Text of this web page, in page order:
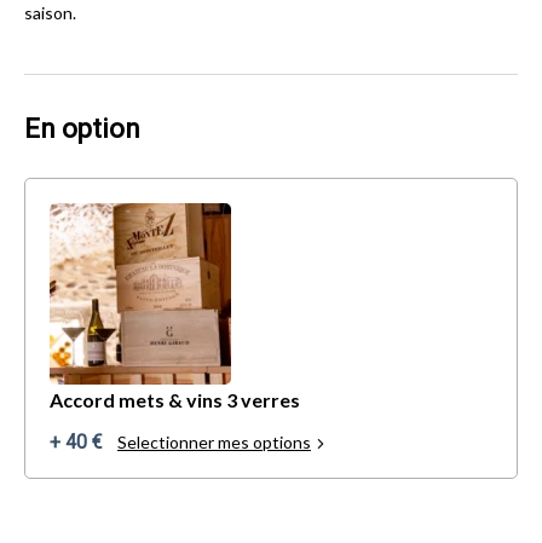
saison.
En option
Accord mets & vins 3 verres
+ 40 €
Selectionner mes options